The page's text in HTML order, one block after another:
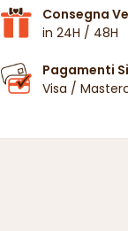
Consegna
in 24H / 48H
Pagamenti
Visa /